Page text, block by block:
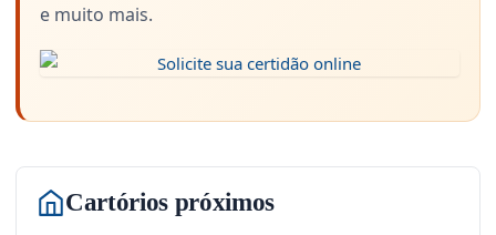
e muito mais.
Cartórios próximos